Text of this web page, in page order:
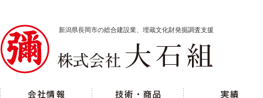
新潟県長岡市の総合建設業、埋蔵文化財発掘調査支援